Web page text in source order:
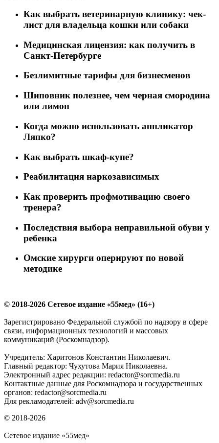
Как выбрать ветеринарную клинику: чек-
лист для владельца кошки или собаки
Медицинская лицензия: как получить в
Санкт-Петербурге
Безлимитные тарифы для бизнесменов
Шиповник полезнее, чем черная смородина
или лимон
Когда можно использовать аппликатор
Ляпко?
Как выбрать шкаф-купе?
Реабилитация наркозависимых
Как проверить профмотивацию своего
тренера?
Последствия выбора неправильной обуви у
ребенка
Омские хирурги оперируют по новой
методике
© 2018-2026 Сетевое издание «55мед» (16+)
Зарегистрировано Федеральной службой по надзору в сфере
связи, информационных технологий и массовых
коммуникаций (Роскомнадзор).
Учредитель: Харитонов Константин Николаевич.
Главный редактор: Чухутова Мария Николаевна.
Электронный адрес редакции: redactor@sorcmedia.ru
Контактные данные для Роскомнадзора и государственных
органов: redactor@sorcmedia.ru
Для рекламодателей: adv@sorcmedia.ru
© 2018-2026
Сетевое издание «55мед»